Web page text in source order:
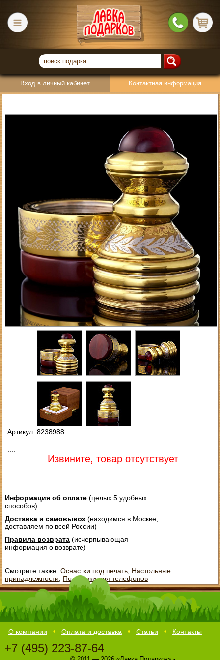
Вход в личный кабинет Контактная информация
Артикул: 8238988
Извините, товар отсутствует
Информация об оплате(целых 5 удобных
способов)
Доставка и самовывоз(находимся в Москве,
доставляем по всей России)
Правила возврата(исчерпывающая
информация о возврате)
Смотрите также: Оснастки под печать, Настольные
принадлежности
Подставки для телефонов
О компании Оплата и доставка Статьи Контакты
+7 (495) 223-87-64